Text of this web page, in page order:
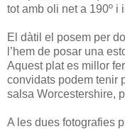
tot amb oli net a 190º i
El dàtil el posem per
l’hem de posar una
Aquest plat es millor
convidats podem tenir
salsa Worcestershire,
A les dues fotografies